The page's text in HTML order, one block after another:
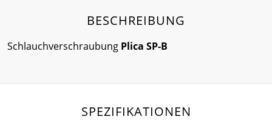
BESCHREIBUNG
Schlauchverschraubung Plica SP-B
SPEZIFIKATIONEN